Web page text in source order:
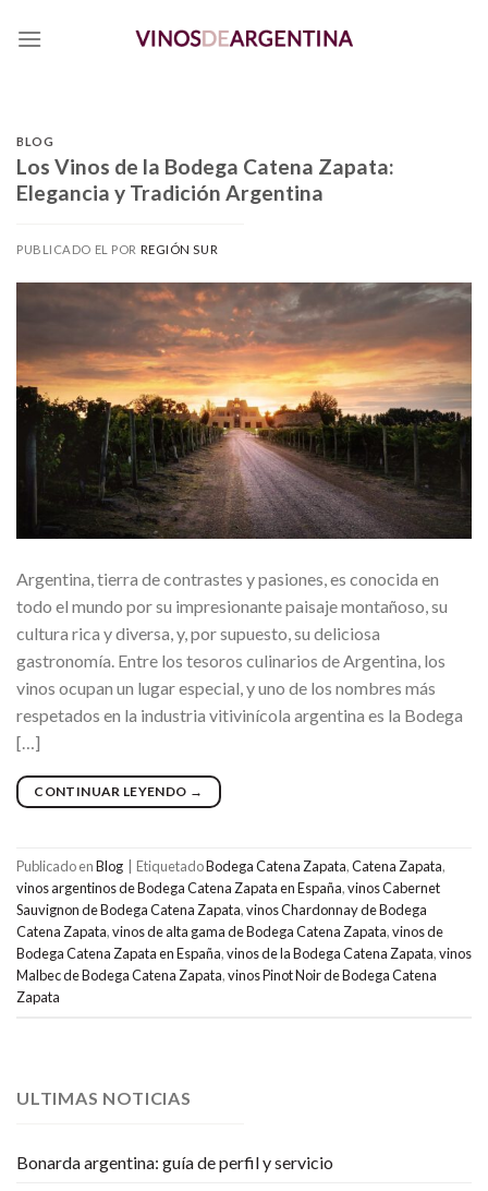
BLOG
Los Vinos de la Bodega Catena Zapata:
Elegancia y Tradición Argentina
PUBLICADO EL POR REGIÓN SUR
Argentina, tierra de contrastes y pasiones, es conocida en
todo el mundo por su impresionante paisaje montañoso, su
cultura rica y diversa, y, por supuesto, su deliciosa
gastronomía. Entre los tesoros culinarios de Argentina, los
vinos ocupan un lugar especial, y uno de los nombres más
respetados en la industria vitivinícola argentina es la Bodega
[…]
CONTINUAR LEYENDO →
Publicado enBlog EtiquetadoBodega Catena Zapata,Catena Zapata,
vinos argentinos de Bodega Catena Zapata en España,vinos Cabernet
Sauvignon de Bodega Catena Zapata,vinos Chardonnay de Bodega
Catena Zapata,vinos de alta gama de Bodega Catena Zapata,vinos de
Bodega Catena Zapata en España,vinos de la Bodega Catena Zapata,vinos
Malbec de Bodega Catena Zapata,vinos Pinot Noir de Bodega Catena
Zapata
ULTIMAS NOTICIAS
Bonarda argentina: guía de perfil y servicio